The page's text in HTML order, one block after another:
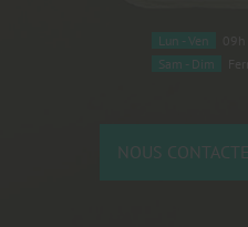
Lun - Ven
Sam - Dim
NOUS